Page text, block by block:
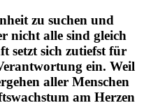
zu suchen und
nicht alle sind gleich
setzt sich zutiefst für
ein. Weil
aller Menschen
am Herzen